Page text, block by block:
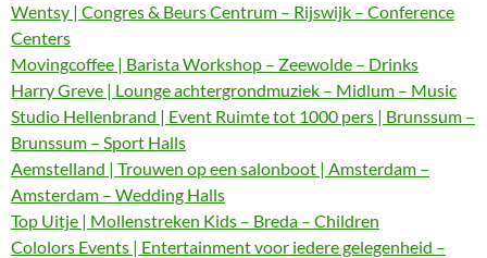
Wentsy | Congres & Beurs Centrum – Rijswijk – Conference
Centers
Movingcoffee | Barista Workshop – Zeewolde – Drinks
Harry Greve | Lounge achtergrondmuziek – Midlum – Music
Studio Hellenbrand | Event Ruimte tot 1000 pers | Brunssum –
Brunssum – Sport Halls
Aemstelland | Trouwen op een salonboot | Amsterdam –
Amsterdam – Wedding Halls
Top Uitje | Mollenstreken Kids – Breda – Children
Cololors Events | Entertainment voor iedere gelegenheid –